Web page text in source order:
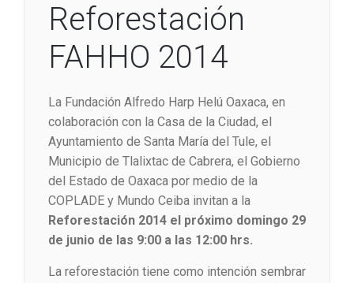
Reforestación
FAHHO 2014
La Fundación Alfredo Harp Helú Oaxaca, en
colaboración con la Casa de la Ciudad, el
Ayuntamiento de Santa María del Tule, el
Municipio de Tlalixtac de Cabrera, el Gobierno
del Estado de Oaxaca por medio de la
COPLADE y Mundo Ceiba invitan a la
Reforestación 2014 el próximo domingo 29
de junio de las 9:00 a las 12:00 hrs.
La reforestación tiene como intención sembrar